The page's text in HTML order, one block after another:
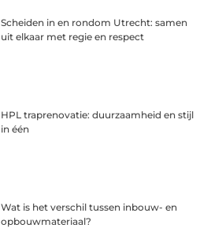
Scheiden in en rondom Utrecht: samen
uit elkaar met regie en respect
HPL traprenovatie: duurzaamheid en stijl
in één
Wat is het verschil tussen inbouw- en
opbouwmateriaal?